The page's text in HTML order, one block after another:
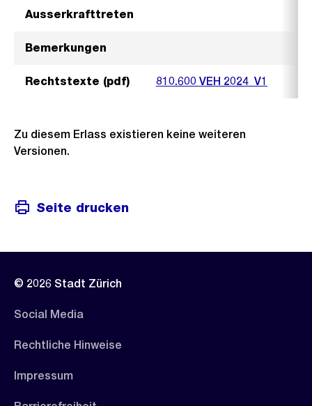
Ausserkrafttreten
Bemerkungen
Rechtstexte (pdf) 810.600 VEH 2024_V1
Zu diesem Erlass existieren keine weiteren
Versionen.
Seite drucken
© 2026 Stadt Zürich
Social Media
Rechtliche Hinweise
Impressum